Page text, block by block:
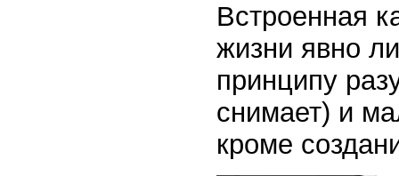
Встроенная
жизни явно
принципу
снимает) и
кроме